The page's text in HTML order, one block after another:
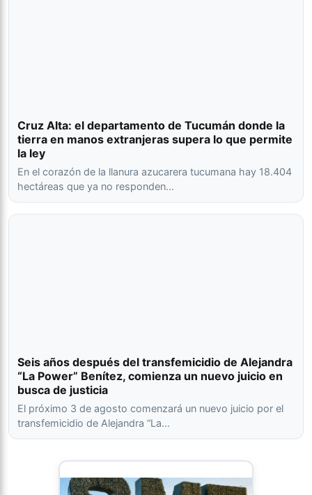
Cruz Alta: el departamento de Tucumán donde la
tierra en manos extranjeras supera lo que permite
la ley
En el corazón de la llanura azucarera tucumana hay 18.404
hectáreas que ya no responden…
Seis años después del transfemicidio de Alejandra
“La Power” Benítez, comienza un nuevo juicio en
busca de justicia
El próximo 3 de agosto comenzará un nuevo juicio por el
transfemicidio de Alejandra “La…